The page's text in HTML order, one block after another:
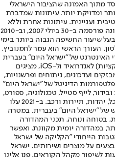
מתוך האמונה שהציבור הישראלי
ומדויקת יותר. עיתונות שמדברת
ועניינית. עיתונות אחרת וללא
תשלום. המהדורה המודפסת הראשונה פורסמה ב-30 ביולי 2007, וב-2010
שיעור החשיפה הגבוה ביותר בימי
העורך הראשי הוא עמר לחמנוביץ,
האינטרנט של "ישראל היום" בעברית
ובאנגלית, כמו כן היישומונים (אפליקציות) לאנדרואיד ול-iOS, מציגים
ועדכונים, ניתוחים ופרשנויות,
הדיגיטל של "ישראל היום"
לייף סטייל, טכנולוגיה, ספורט,
כלכלה וצרכנות, בריאות, חיילים, אוכל, יהדות, תיירות ורכב. ב-2021 עלו
של "ישראל היום" בעברית, במטרה
בטוחה ונוחה. תכני המהדורה
במהדורה יומית מקוונת, ואפשר
הייחודי "הקליקה של ישראל
על מוצרים ושירותים. ישראל
לשיפור מקהל הקוראים. פנו אלינו